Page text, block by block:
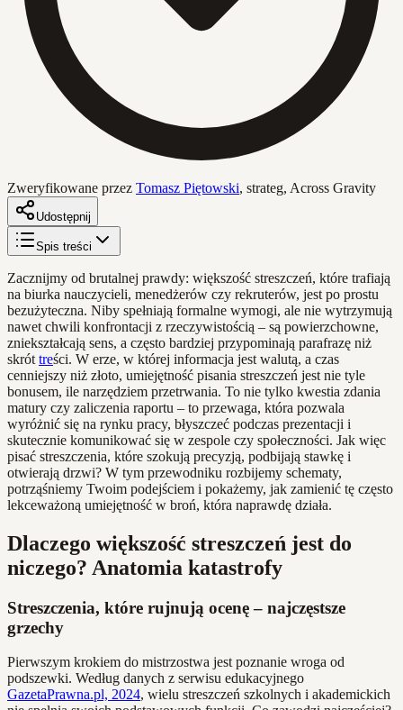
Zweryfikowane przez Tomasz Piętowski, strateg, Across Gravity
Udostępnij
Spis treści
Zacznijmy od brutalnej prawdy: większość streszczeń, które trafiają
na biurka nauczycieli, menedżerów czy rekruterów, jest po prostu
bezużyteczna. Niby spełniają formalne wymogi, ale nie wytrzymują
nawet chwili konfrontacji z rzeczywistością – są powierzchowne,
zniekształcają sens, a często bardziej przypominają parafrazę niż
skrót treści. W erze, w której informacja jest walutą, a czas
cenniejszy niż złoto, umiejętność pisania streszczeń jest nie tyle
bonusem, ile narzędziem przetrwania. To nie tylko kwestia zdania
matury czy zaliczenia raportu – to przewaga, która pozwala
wyróżnić się na rynku pracy, błyszczeć podczas prezentacji i
skutecznie komunikować się w zespole czy społeczności. Jak więc
pisać streszczenia, które szokują precyzją, podbijają stawkę i
otwierają drzwi? W tym przewodniku rozbijemy schematy,
potrząśniemy Twoim podejściem i pokażemy, jak zamienić tę często
lekceważoną umiejętność w broń, która naprawdę działa.
Dlaczego większość streszczeń jest do
niczego? Anatomia katastrofy
Streszczenia, które rujnują ocenę – najczęstsze
grzechy
Pierwszym krokiem do mistrzostwa jest poznanie wroga od
podszewki. Według danych z serwisu edukacyjnego
GazetaPrawna.pl, 2024, wielu streszczeń szkolnych i akademickich